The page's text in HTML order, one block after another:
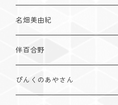
名畑美由紀
伴百合野
ぴんくのあやさん